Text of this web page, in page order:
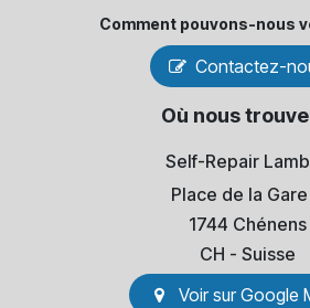
Comment pouvons-​nous
Contactez-
Où nous
Self-Repair
Place de la
1744 Chénens
​CH - Suisse
Voir sur Go​​ogle